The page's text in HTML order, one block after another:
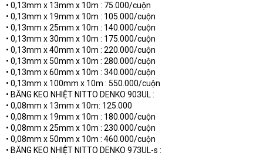
• 0,13mm x 13mm x 10m : 75.000/cuộn
• 0,13mm x 19mm x 10m : 105.000/cuộn
• 0,13mm x 25mm x 10m : 140.000/cuộn
• 0,13mm x 30mm x 10m : 175.000/cuộn
• 0,13mm x 40mm x 10m : 220.000/cuộn
• 0,13mm x 50mm x 10m : 280.000/cuộn
• 0,13mm x 60mm x 10m : 340.000/cuộn
• 0,13mm x 100mm x 10m : 550.000/cuộn
• BĂNG KEO NHIỆT NITTO DENKO 903UL :
• 0,08mm x 13mm x 10m: 125.000
• 0,08mm x 19mm x 10m : 180.000/cuộn
• 0,08mm x 25mm x 10m : 230.000/cuộn
• 0,08mm x 50mm x 10m : 460.000/cuộn
• BĂNG KEO NHIỆT NITTO DENKO 973UL-s :